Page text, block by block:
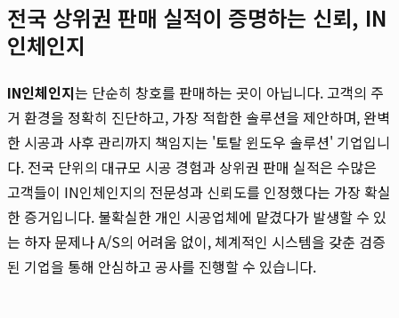
전국 상위권 판매 실적이 증명하는 신뢰, IN
인체인지
IN인체인지는 단순히 창호를 판매하는 곳이 아닙니다. 고객의 주
거 환경을 정확히 진단하고, 가장 적합한 솔루션을 제안하며, 완벽
한 시공과 사후 관리까지 책임지는 '토탈 윈도우 솔루션' 기업입니
다. 전국 단위의 대규모 시공 경험과 상위권 판매 실적은 수많은
고객들이 IN인체인지의 전문성과 신뢰도를 인정했다는 가장 확실
한 증거입니다. 불확실한 개인 시공업체에 맡겼다가 발생할 수 있
는 하자 문제나 A/S의 어려움 없이, 체계적인 시스템을 갖춘 검증
된 기업을 통해 안심하고 공사를 진행할 수 있습니다.